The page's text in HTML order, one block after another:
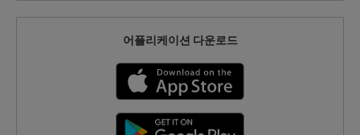
어플리케이션 다운로드